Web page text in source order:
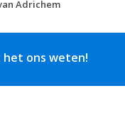
Adrichem
het ons weten!